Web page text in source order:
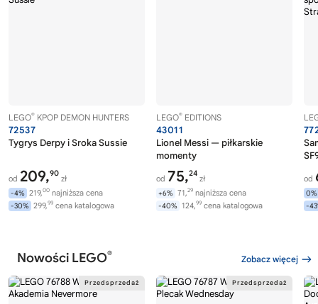
LEGO® KPOP DEMON HUNTERS
72537
Tygrys Derpy i Sroka Sussie
od 209,90
zł
-4% 219,00 najniższa cena
-30% 299,99 cena katalogowa
LEGO® EDITIONS
43011
Lionel Messi — piłkarskie
momenty
od 75,24
zł
+6% 71,29 najniższa cena
-40% 124,99 cena katalogowa
od
0%
-
Nowości LEGO® Zobacz więcej